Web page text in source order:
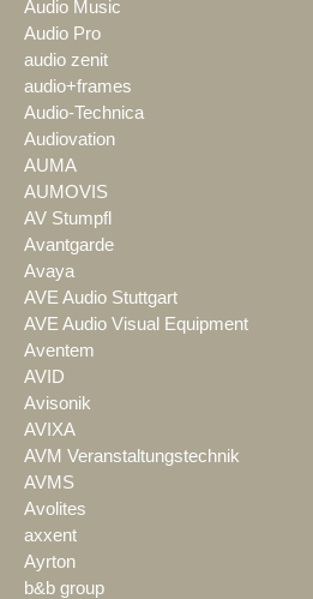
Audio Music
Audio Pro
audio zenit
audio+frames
Audio-Technica
Audiovation
AUMA
AUMOVIS
AV Stumpfl
Avantgarde
Avaya
AVE Audio Stuttgart
AVE Audio Visual Equipment
Aventem
AVID
Avisonik
AVIXA
AVM Veranstaltungstechnik
AVMS
Avolites
axxent
Ayrton
b&b group